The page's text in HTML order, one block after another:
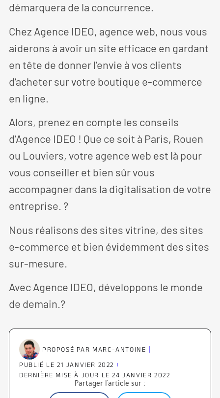
démarquera de la concurrence.
Chez Agence IDEO, agence web, nous vous
aiderons à avoir un site efficace en gardant
en tête de donner l’envie à vos clients
d’acheter sur votre boutique e-commerce
en ligne.
Alors, prenez en compte les conseils
d’Agence IDEO ! Que ce soit à Paris, Rouen
ou Louviers, votre agence web est là pour
vous conseiller et bien sûr vous
accompagner dans la digitalisation de votre
entreprise. ?
Nous réalisons des sites vitrine, des sites
e-commerce et bien évidemment des sites
sur-mesure.
Avec Agence IDEO, développons le monde
de demain.?
PROPOSÉ PAR MARC-ANTOINE
PUBLIÉ LE 21 JANVIER 2022
DERNIÈRE MISE À JOUR LE 24 JANVIER 2022
Partager l'article sur :